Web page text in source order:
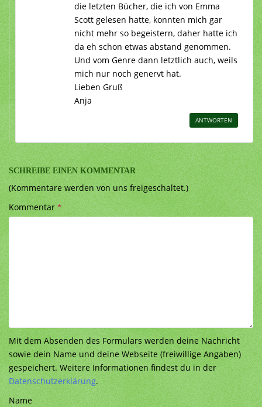
die letzten Bücher, die ich von Emma
Scott gelesen hatte, konnten mich gar
nicht mehr so begeistern, daher hatte ich
da eh schon etwas abstand genommen.
Und vom Genre dann letztlich auch, weils
mich nur noch genervt hat.
Lieben Gruß
Anja
ANTWORTEN
SCHREIBE EINEN KOMMENTAR
(Kommentare werden von uns freigeschaltet.)
Kommentar*
Mit dem Absenden des Formulars werden deine Nachricht
sowie dein Name und deine Webseite (freiwillige Angaben)
gespeichert. Weitere Informationen findest du in der
Datenschutzerklärung.
Name